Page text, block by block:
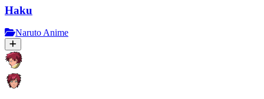
Haku
Naruto Anime